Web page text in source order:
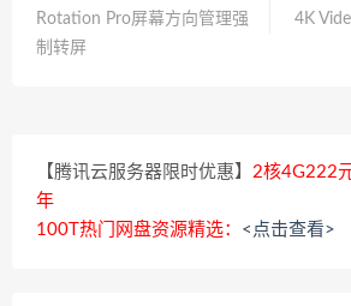
Rotation Pro屏幕方向管理强
制转屏
4K
【腾讯云服务器限时优惠】 2核4G222
年
100T热门网盘资源精选： <点击查看>